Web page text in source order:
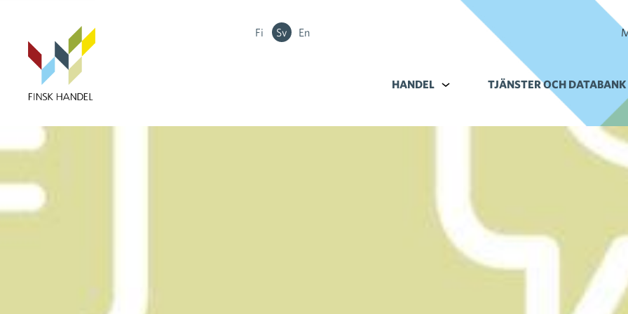
Fi Sv En
HANDEL Alavalikko kohteelle Handel
TJÄNSTER OCH DATABANK